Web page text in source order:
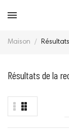
Maison
Résultats de la